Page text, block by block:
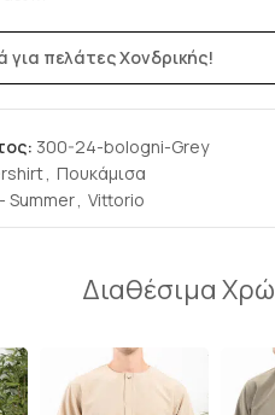
για πελάτες Χονδρικής!
300-24-bologni-Grey
, Πουκάμισα
Summer, Vittorio
Διαθέσιμα